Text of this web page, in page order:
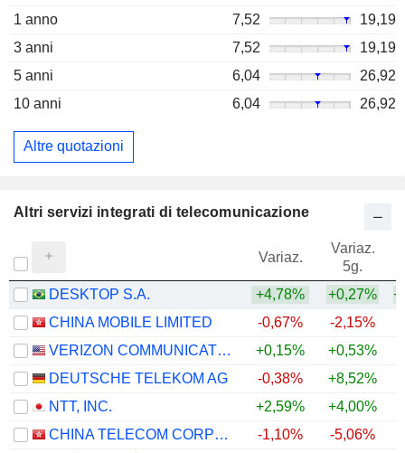
1 anno
7,52
19,19
3 anni
7,52
19,19
5 anni
6,04
26,92
10 anni
6,04 26,92
Altre quotazioni
Altri servizi integrati di telecomunicazione
Variaz.
Variaz.
5g.
DESKTOP S.A. +4,78% +0,27%
CHINA MOBILE LIMITED
-0,67% -2,15%
VERIZON COMMUNICATIONS, INC.
+0,15% +0,53%
DEUTSCHE TELEKOM AG
-0,38% +8,52%
NTT, INC.
+2,59% +4,00%
CHINA TELECOM CORPORATION LIMITED
-1,10% -5,06%